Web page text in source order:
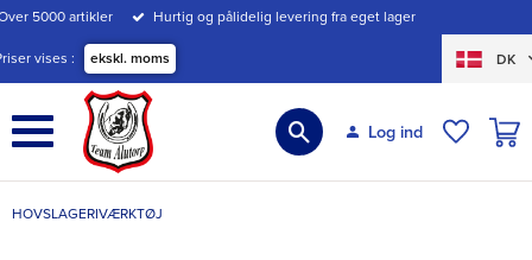
Menu
5000 artikler Hurtig og pålidelig levering fra eget lager
vises ekskl. moms DK
Log ind
HOVSLAGERIVÆRKTØJ